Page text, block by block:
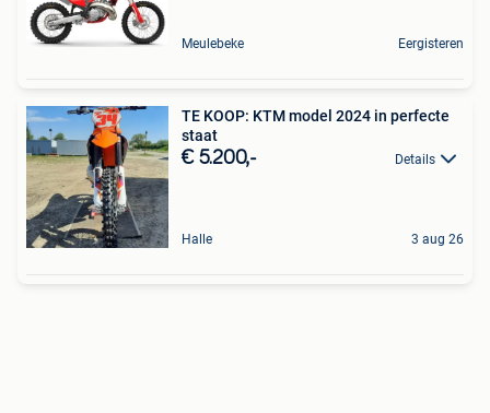
Meulebeke Eergisteren
TE KOOP: KTM model 2024 in perfecte
staat
€ 5.200,- Details
Halle 3 aug 26